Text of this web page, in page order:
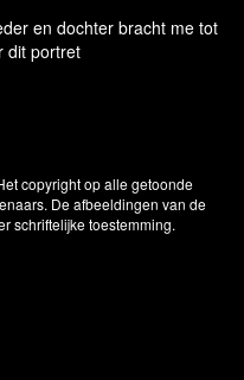
en dochter bracht me tot
dit portret
copyright op alle getoonde
De afbeeldingen van de
schriftelijke toestemming.